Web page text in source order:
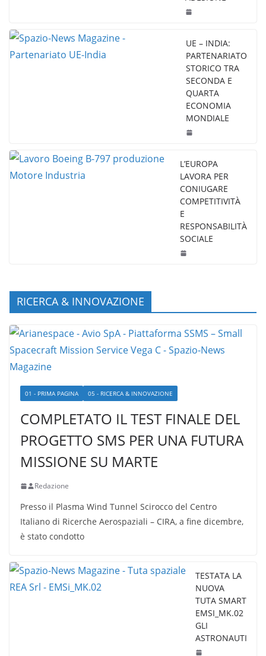
UE – INDIA:
PARTENARIATO
STORICO TRA
SECONDA E
QUARTA
ECONOMIA
MONDIALE
L’EUROPA
LAVORA PER
CONIUGARE
COMPETITIVITÀ
E
RESPONSABILITÀ
SOCIALE
RICERCA & INNOVAZIONE
01 - PRIMA PAGINA 05 - RICERCA & INNOVAZIONE
COMPLETATO IL TEST FINALE DEL
PROGETTO SMS PER UNA FUTURA
MISSIONE SU MARTE
Redazione
Presso il Plasma Wind Tunnel Scirocco del Centro
Italiano di Ricerche Aerospaziali – CIRA, a fine dicembre,
è stato condotto
TESTATA LA
NUOVA
TUTA SMART
EMSI_MK.02
GLI
ASTRONAUTI